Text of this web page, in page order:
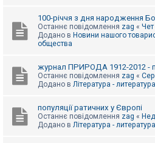
и
е
100-річчя з дня народження
Останнє повідомлення zag «
Додано в Новини нашого
общества
журнал ПРИРОДА 1912-2012 -
Останнє повідомлення zag «
Додано в Література - литература
популяції ратичних у Європі
Останнє повідомлення zag «
Додано в Література - литература